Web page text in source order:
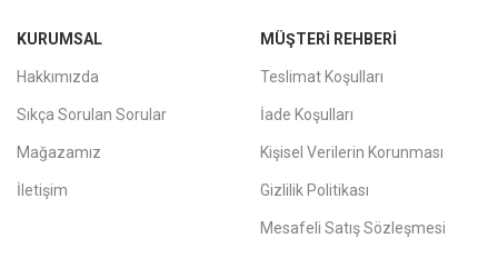
KURUMSAL
Hakkımızda
Sıkça Sorulan Sorular
Mağazamız
İletişim
MÜŞTERI REHBERI
Teslimat Koşulları
İade Koşulları
Kişisel Verilerin Korunması
Gizlilik Politikası
Mesafeli Satış Sözleşmesi